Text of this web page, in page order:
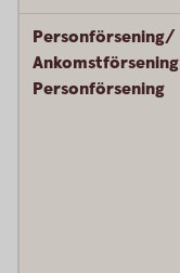
Personförsening/
Ankomstförsening
Personförsening